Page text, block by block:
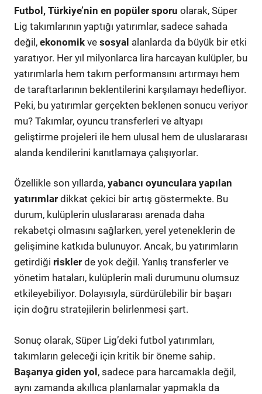
Futbol, Türkiye’nin en popüler sporu olarak, Süper
Lig takımlarının yaptığı yatırımlar, sadece sahada
değil, ekonomik ve sosyal alanlarda da büyük bir etki
yaratıyor. Her yıl milyonlarca lira harcayan kulüpler, bu
yatırımlarla hem takım performansını artırmayı hem
de taraftarlarının beklentilerini karşılamayı hedefliyor.
Peki, bu yatırımlar gerçekten beklenen sonucu veriyor
mu? Takımlar, oyuncu transferleri ve altyapı
geliştirme projeleri ile hem ulusal hem de uluslararası
alanda kendilerini kanıtlamaya çalışıyorlar.
Özellikle son yıllarda, yabancı oyunculara yapılan
yatırımlar dikkat çekici bir artış göstermekte. Bu
durum, kulüplerin uluslararası arenada daha
rekabetçi olmasını sağlarken, yerel yeteneklerin de
gelişimine katkıda bulunuyor. Ancak, bu yatırımların
getirdiği riskler de yok değil. Yanlış transferler ve
yönetim hataları, kulüplerin mali durumunu olumsuz
etkileyebiliyor. Dolayısıyla, sürdürülebilir bir başarı
için doğru stratejilerin belirlenmesi şart.
Sonuç olarak, Süper Lig’deki futbol yatırımları,
takımların geleceği için kritik bir öneme sahip.
Başarıya giden yol, sadece para harcamakla değil,
aynı zamanda akıllıca planlamalar yapmakla da